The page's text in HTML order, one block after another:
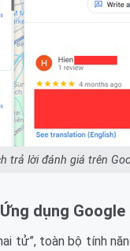
trả lời đánh giá trên
dụng Google
tử”, toàn bộ tính